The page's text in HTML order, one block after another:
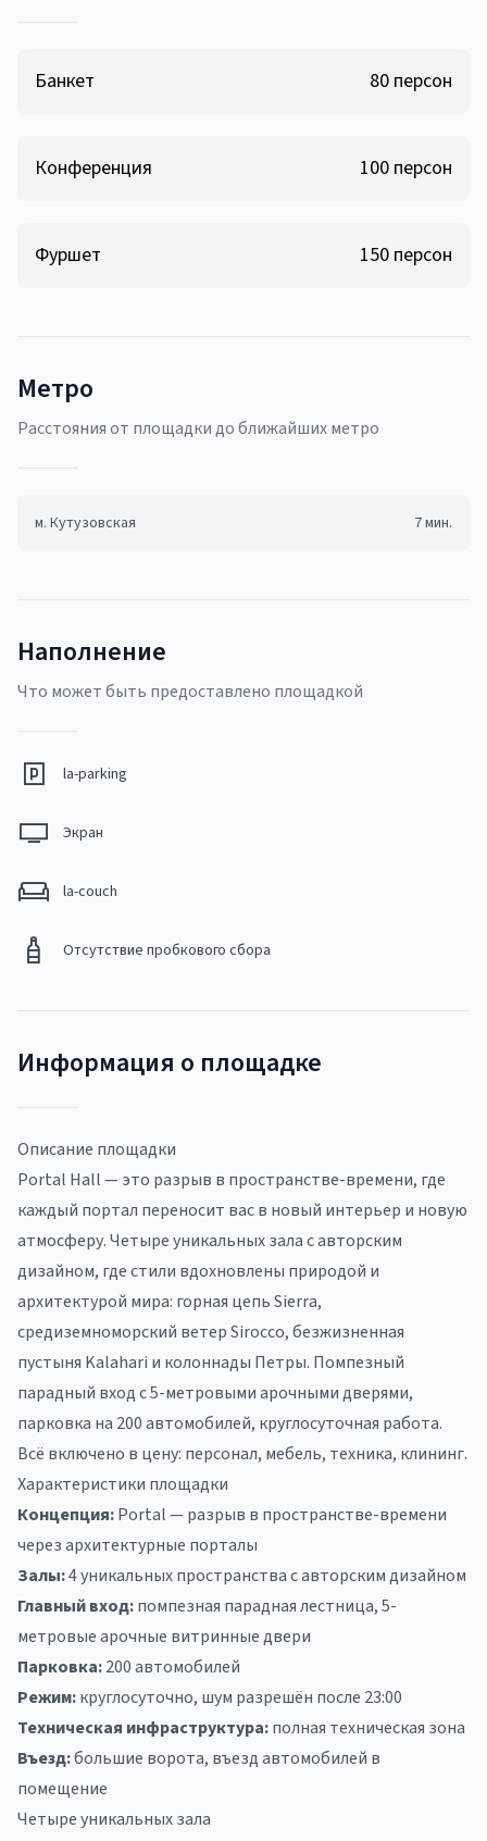
Банкет 80 персон
Конференция 100 персон
Фуршет 150 персон
Метро
Pасстояния от площадки до ближайших метро
м. Кутузовская 7мин.
Наполнение
Что может быть предоставлено площадкой
la-parking
Экран
la-couch
Отсутствие пробкового сбора
Информация о площадке
Описание площадки
Portal Hall — это разрыв в пространстве-времени, где
каждый портал переносит вас в новый интерьер и новую
атмосферу. Четыре уникальных зала с авторским
дизайном, где стили вдохновлены природой и
архитектурой мира: горная цепь Sierra,
средиземноморский ветер Sirocco, безжизненная
пустыня Kalahari и колоннады Петры. Помпезный
парадный вход с 5-метровыми арочными дверями,
парковка на 200 автомобилей, круглосуточная работа.
Всё включено в цену: персонал, мебель, техника, клининг.
Характеристики площадки
Концепция:Portal — разрыв в пространстве-времени
через архитектурные порталы
Залы:4 уникальных пространства с авторским дизайном
Главный вход:помпезная парадная лестница, 5-
метровые арочные витринные двери
Парковка:200 автомобилей
Режим:круглосуточно, шум разрешён после 23:00
Техническая инфраструктура:полная техническая зона
Въезд:большие ворота, въезд автомобилей в
помещение
Четыре уникальных зала